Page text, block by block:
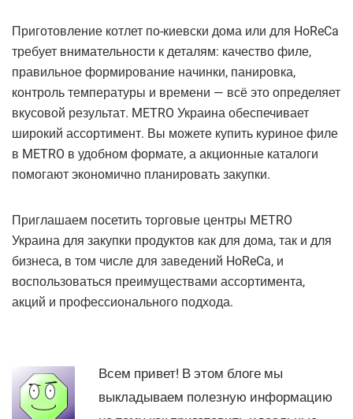
Приготовление котлет по-киевски дома или для HoReCa
требует внимательности к деталям: качество филе,
правильное формирование начинки, панировка,
контроль температуры и времени — всё это определяет
вкусовой результат. METRO Украина обеспечивает
широкий ассортимент. Вы можете купить куриное филе
в METRO в удобном формате, а акционные каталоги
помогают экономично планировать закупки.
Приглашаем посетить торговые центры METRO
Украина для закупки продуктов как для дома, так и для
бизнеса, в том числе для заведений HoReCa, и
воспользоваться преимуществами ассортимента,
акций и профессионального подхода.
Всем привет! В этом блоге мы
выкладываем полезную информацию